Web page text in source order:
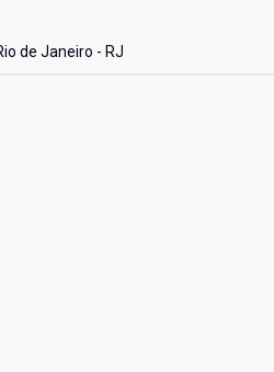
de Janeiro - RJ